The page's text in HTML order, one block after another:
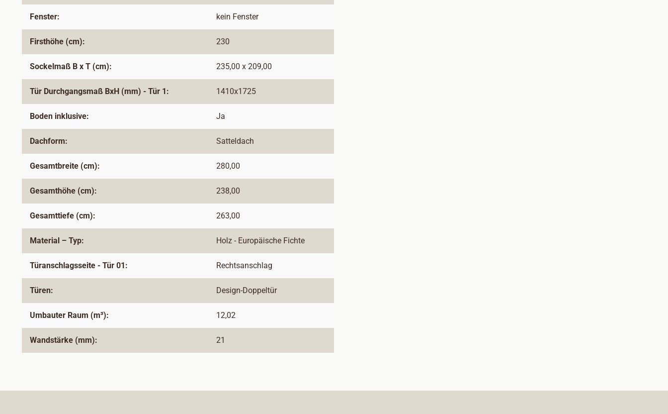
Fenster: kein Fenster
Firsthöhe (cm): 230
Sockelmaß B x T (cm): 235,00 x 209,00
Tür Durchgangsmaß BxH (mm) - Tür 1: 1410x1725
Boden inklusive: Ja
Dachform: Satteldach
Gesamtbreite (cm): 280,00
Gesamthöhe (cm): 238,00
Gesamttiefe (cm): 263,00
Material – Typ: Holz - Europäische Fichte
Türanschlagsseite - Tür 01: Rechtsanschlag
Türen: Design-Doppeltür
Umbauter Raum (m³): 12,02
Wandstärke (mm): 21